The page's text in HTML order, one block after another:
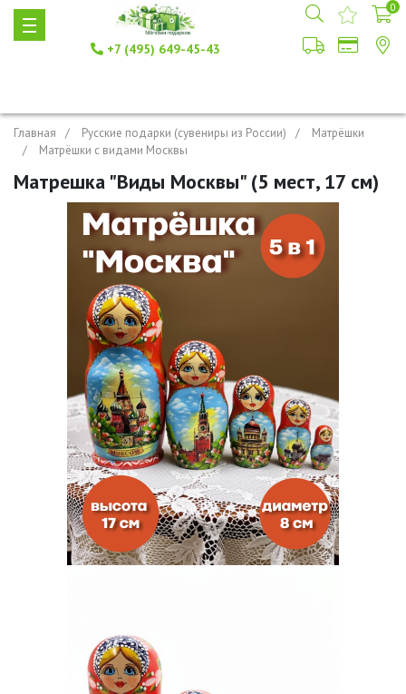
+7 (495) 649-45-43
0
Главная Русские подарки (сувениры из России)
Матрёшки
Матрёшки с видами Москвы
Матрешка "Виды Москвы" (5 мест, 17 см)